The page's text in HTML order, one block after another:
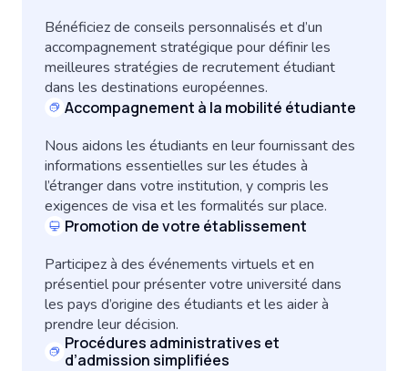
Bénéficiez de conseils personnalisés et d’un
accompagnement stratégique pour définir les
meilleures stratégies de recrutement étudiant
dans les destinations européennes.
Accompagnement à la mobilité étudiante
Nous aidons les étudiants en leur fournissant des
informations essentielles sur les études à
l’étranger dans votre institution, y compris les
exigences de visa et les formalités sur place.
Promotion de votre établissement
Participez à des événements virtuels et en
présentiel pour présenter votre université dans
les pays d’origine des étudiants et les aider à
prendre leur décision.
Procédures administratives et
d’admission simplifiées